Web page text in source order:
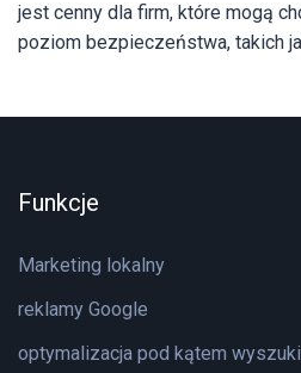
jest cenny dla firm, które mogą
poziom bezpieczeństwa, takich
Funkcje
Marketing lokalny
reklamy Google
optymalizacja pod kątem